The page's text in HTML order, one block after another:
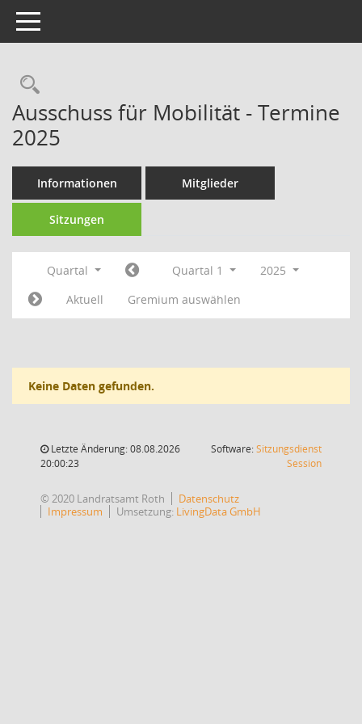
Toggle navigation
Rechercheauswahl
Ausschuss für Mobilität - Termine
2025
Informationen Mitglieder
Sitzungen
Quartal Quartal 1
2025
Aktuell
Gremium auswählen
Keine Daten gefunden.
Letzte Änderung: 08.08.2026
20:00:23
Software:Sitzungsdienst
Session(Wird in
© 2020 Landratsamt Roth
Datenschutz
Impressum
Umsetzung: LivingData GmbH